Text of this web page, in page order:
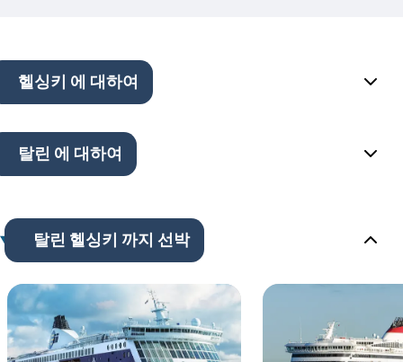
헬싱키 에 대하여
탈린 에 대하여
탈린 헬싱키 까지 선박